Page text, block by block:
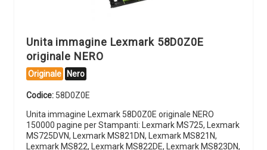
Unita immagine Lexmark 58D0Z0E
originale NERO
Originale Nero
Codice: 58D0Z0E
Unita immagine Lexmark 58D0Z0E originale NERO
150000 pagine per Stampanti: Lexmark MS725, Lexmark
MS725DVN, Lexmark MS821DN, Lexmark MS821N,
Lexmark MS822, Lexmark MS822DE, Lexmark MS823DN,